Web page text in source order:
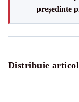
președinte
Distribuie